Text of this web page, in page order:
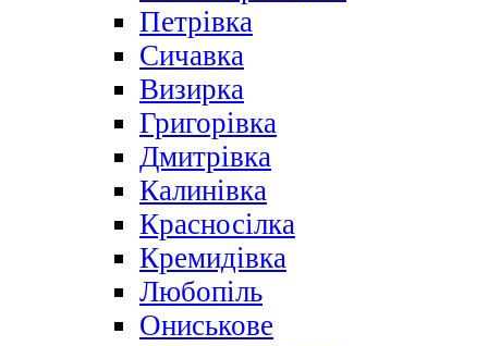
Петрівка
Сичавка
Визирка
Григорівка
Дмитрівка
Калинівка
Красносілка
Кремидівка
Любопіль
Ониськове